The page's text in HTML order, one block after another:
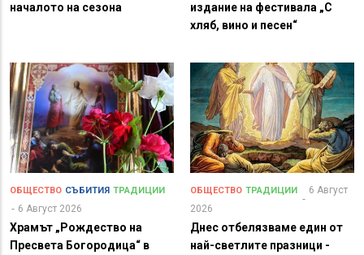
началото на сезона
издание на фестивала „С
хляб, вино и песен“
ОБЩЕСТВО СЪБИТИЯ ТРАДИЦИИ
6 Август 2026
Храмът „Рождество на
Пресвета Богородица“ в
ОБЩЕСТВО ТРАДИЦИИ
6 Август
2026
Днес отбелязваме един от
най-светлите празници -